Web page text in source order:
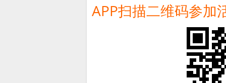
APP扫描二维码参加